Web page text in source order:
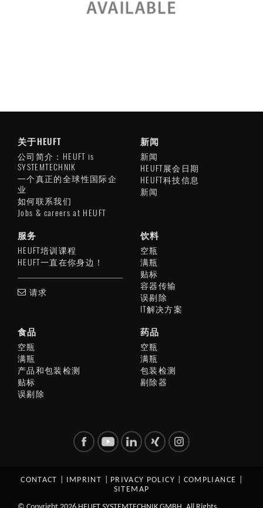
关于HEUFT
公司简介：HEUFT is
SYSTEMTECHNIK
一个真正的全球性国际企
业
如何联系我们
Jobs & careers at HEUFT
新闻
新闻
HEUFT展会日期
HEUFT科技信息
新闻
服务
HEUFT培训课程
HEUFT一直在你身边！
请求
饮料
空瓶
满瓶
贴标
容器传输
误剔除
IT解决方案
食品
空瓶
满瓶
产品和包装检测
贴标
误剔除
药品
空瓶
满瓶
包装检测
剔除器
CONTACT IMPRINT PRIVACY POLICY COMPLIANCE
SITEMAP